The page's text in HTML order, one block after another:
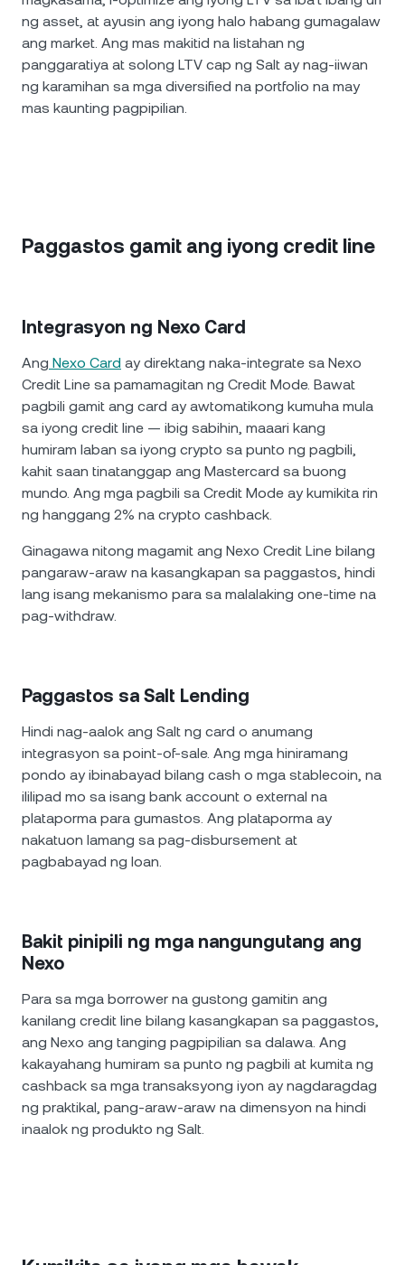
ng asset, at ayusin ang iyong halo habang gumagalaw
ang market. Ang mas makitid na listahan ng
panggaratiya at solong LTV cap ng Salt ay nag-iiwan
ng karamihan sa mga diversified na portfolio na may
mas kaunting pagpipilian.
Paggastos gamit ang iyong credit line
Integrasyon ng Nexo Card
Ang Nexo Card ay direktang naka-integrate sa Nexo
Credit Line sa pamamagitan ng Credit Mode. Bawat
pagbili gamit ang card ay awtomatikong kumuha mula
sa iyong credit line — ibig sabihin, maaari kang
humiram laban sa iyong crypto sa punto ng pagbili,
kahit saan tinatanggap ang Mastercard sa buong
mundo. Ang mga pagbili sa Credit Mode ay kumikita rin
ng hanggang 2% na crypto cashback.
Ginagawa nitong magamit ang Nexo Credit Line bilang
pangaraw-araw na kasangkapan sa paggastos, hindi
lang isang mekanismo para sa malalaking one-time na
pag-withdraw.
Paggastos sa Salt Lending
Hindi nag-aalok ang Salt ng card o anumang
integrasyon sa point-of-sale. Ang mga hiniramang
pondo ay ibinabayad bilang cash o mga stablecoin, na
ililipad mo sa isang bank account o external na
plataporma para gumastos. Ang plataporma ay
nakatuon lamang sa pag-disbursement at
pagbabayad ng loan.
Bakit pinipili ng mga nangungutang ang
Nexo
Para sa mga borrower na gustong gamitin ang
kanilang credit line bilang kasangkapan sa paggastos,
ang Nexo ang tanging pagpipilian sa dalawa. Ang
kakayahang humiram sa punto ng pagbili at kumita ng
cashback sa mga transaksyong iyon ay nagdaragdag
ng praktikal, pang-araw-araw na dimensyon na hindi
inaalok ng produkto ng Salt.